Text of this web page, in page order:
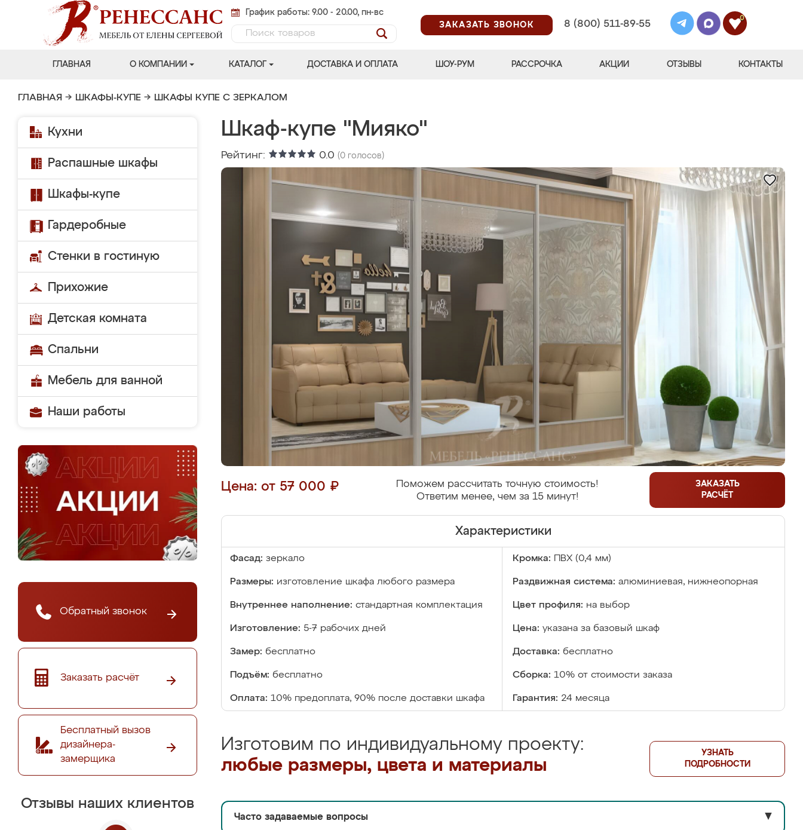
График работы: 9.00 - 20.00, пн-вс
ЗАКАЗАТЬ ЗВОНОК
8 (800) 511-89-55
0
ГЛАВНАЯ О КОМПАНИИ КАТАЛОГ ДОСТАВКА И ОПЛАТА ШОУ-РУМ РАССРОЧКА АКЦИИ ОТЗЫВЫ КОНТАКТЫ
ГЛАВНАЯ → ШКАФЫ-КУПЕ → ШКАФЫ КУПЕ С ЗЕРКАЛОМ
Кухни
Распашные шкафы
Шкафы-купе
Гардеробные
Стенки в гостиную
Прихожие
Детская комната
Спальни
Мебель для ванной
Наши работы
Обратный звонок
Заказать расчёт
Бесплатный вызов
дизайнера-
замерщика
Отзывы наших клиентов
Шкаф-купе "Мияко"
Рейтинг: 0.0 (0 голосов)
Цена: от 57 000 ₽
Поможем рассчитать точную стоимость!
Ответим менее, чем за 15 минут!
ЗАКАЗАТЬ
РАСЧЁТ
Характеристики
Фасад: зеркало Кромка: ПВХ (0,4 мм)
Размеры: изготовление шкафа любого размера Раздвижная система: алюминиевая, нижнеопорная
Внутреннее наполнение: стандартная комплектация Цвет профиля: на выбор
Изготовление: 5-7 рабочих дней Цена: указана за базовый шкаф
Замер: бесплатно Доставка: бесплатно
Подъём: бесплатно Сборка: 10% от стоимости заказа
Оплата: 10% предоплата, 90% после доставки шкафа Гарантия: 24 месяца
Изготовим по индивидуальному проекту:
любые размеры, цвета и материалы
УЗНАТЬ
ПОДРОБНОСТИ
Часто задаваемые вопросы ▼